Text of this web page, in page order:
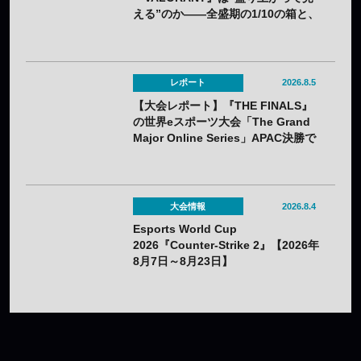
える”のか——全盛期の1/10の箱と、
レポート 2026.8.5
【大会レポート】『THE FINALS』
の世界eスポーツ大会「The Grand
Major Online Series」APAC決勝で
大会情報 2026.8.4
Esports World Cup
2026『Counter-Strike 2』【2026年
8月7日～8月23日】